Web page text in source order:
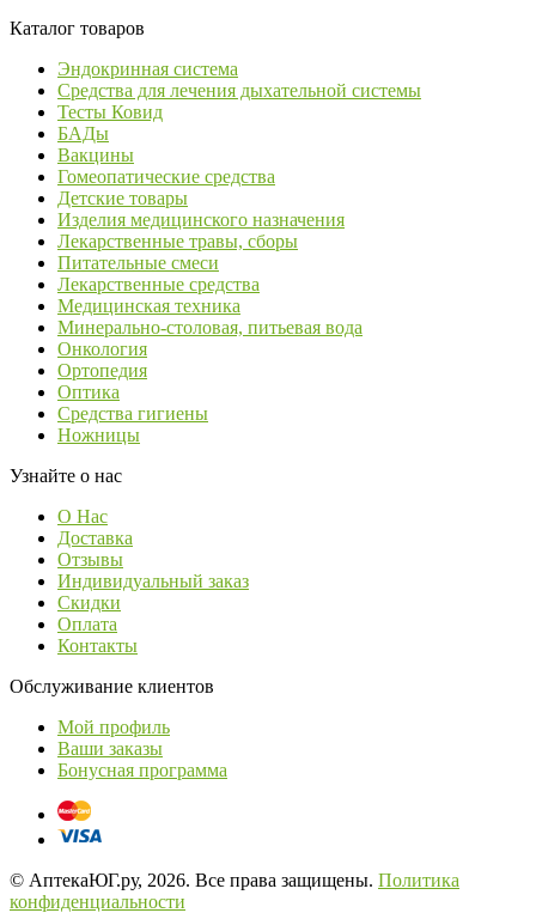
Каталог товаров
Эндокринная система
Средства для лечения дыхательной системы
Тесты Ковид
БАДы
Вакцины
Гомеопатические средства
Детские товары
Изделия медицинского назначения
Лекарственные травы, сборы
Питательные смеси
Лекарственные средства
Медицинская техника
Минерально-столовая, питьевая вода
Онкология
Ортопедия
Оптика
Средства гигиены
Ножницы
Узнайте о нас
О Нас
Доставка
Отзывы
Индивидуальный заказ
Скидки
Оплата
Контакты
Обслуживание клиентов
Мой профиль
Ваши заказы
Бонусная программа
© АптекаЮГ.ру, 2026. Все права защищены. Политика
конфиденциальности